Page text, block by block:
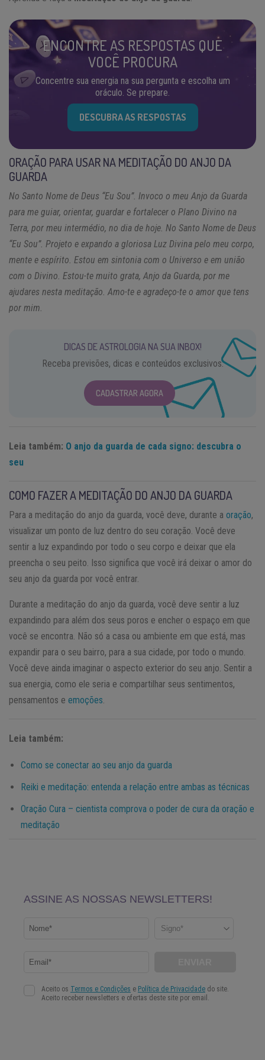
ENCONTRE AS RESPOSTAS QUE
VOCÊ PROCURA
Concentre sua energia na sua pergunta e escolha um
oráculo. Se prepare.
DESCUBRA AS RESPOSTAS
ORAÇÃO PARA USAR NA MEDITAÇÃO DO ANJO DA
GUARDA
No Santo Nome de Deus “Eu Sou”. Invoco o meu Anjo da Guarda
para me guiar, orientar, guardar e fortalecer o Plano Divino na
Terra, por meu intermédio, no dia de hoje. No Santo Nome de Deus
“Eu Sou”. Projeto e expando a gloriosa Luz Divina pelo meu corpo,
mente e espírito. Estou em sintonia com o Universo e em união
com o Divino. Estou-te muito grata, Anjo da Guarda, por me
ajudares nesta meditação. Amo-te e agradeço-te o amor que tens
por mim.
DICAS DE ASTROLOGIA NA SUA INBOX!
Receba previsões, dicas e conteúdos exclusivos.
CADASTRAR AGORA
Leia também: O anjo da guarda de cada signo: descubra o
seu
COMO FAZER A MEDITAÇÃO DO ANJO DA GUARDA
Para a meditação do anjo da guarda, você deve, durante a oração,
visualizar um ponto de luz dentro do seu coração. Você deve
sentir a luz expandindo por todo o seu corpo e deixar que ela
preencha o seu peito. Isso significa que você irá deixar o amor do
seu anjo da guarda por você entrar.
Durante a meditação do anjo da guarda, você deve sentir a luz
expandindo para além dos seus poros e encher o espaço em que
você se encontra. Não só a casa ou ambiente em que está, mas
expandir para o seu bairro, para a sua cidade, por todo o mundo.
Você deve ainda imaginar o aspecto exterior do seu anjo. Sentir a
sua energia, como ele seria e compartilhar seus sentimentos,
pensamentos e emoções
Leia também:
Como se conectar ao seu anjo da guarda
Reiki e meditação: entenda a relação entre ambas as técnicas
Oração Cura – cientista comprova o poder de cura da oração e
meditação